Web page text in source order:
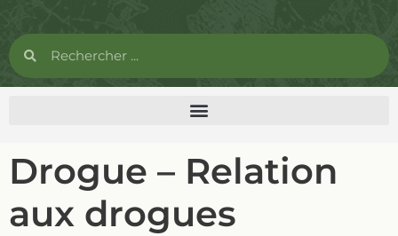
Drogue – Relation
aux drogues